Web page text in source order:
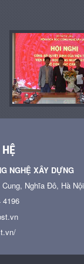
NGHỆ XÂY DỰNG
Nghĩa Đô, Hà Nội
4196